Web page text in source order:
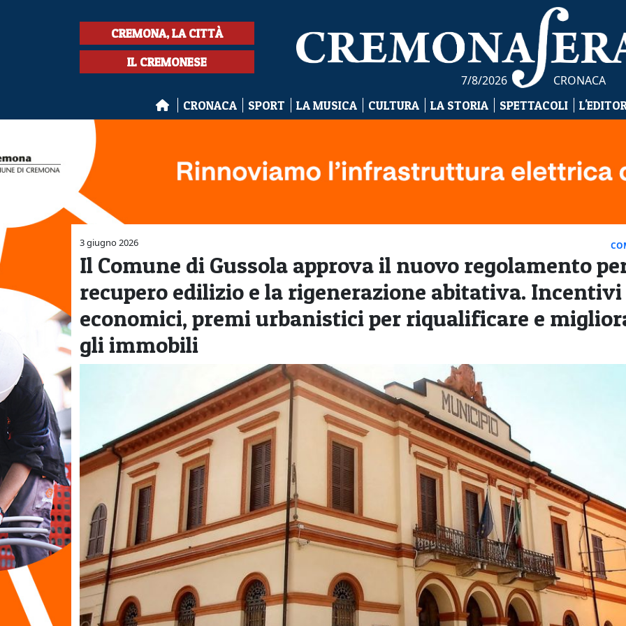
CREMONA, LA CITTÀ
IL CREMONESE
7/8/2026 CRONACA
CRONACA SPORT LA MUSICA CULTURA LA STORIA SPETTACOLI
3 giugno 2026
Il Comune di Gussola approva il nuovo regolamento
recupero edilizio e la rigenerazione abitativa. Incentivi
economici, premi urbanistici per riqualificare e
gli immobili